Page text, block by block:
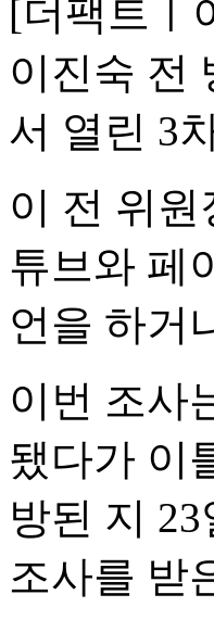
[더팩트ㅣ
이진숙 전
서 열린 3
이 전 위원
튜브와 페
언을 하거
이번 조사
됐다가 이
방된 지
조사를 받